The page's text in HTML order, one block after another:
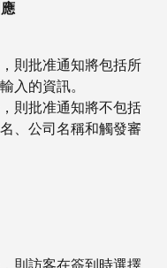
則批准通知將包括所
入的資訊。
則批准通知將不包括
、公司名稱和觸發審